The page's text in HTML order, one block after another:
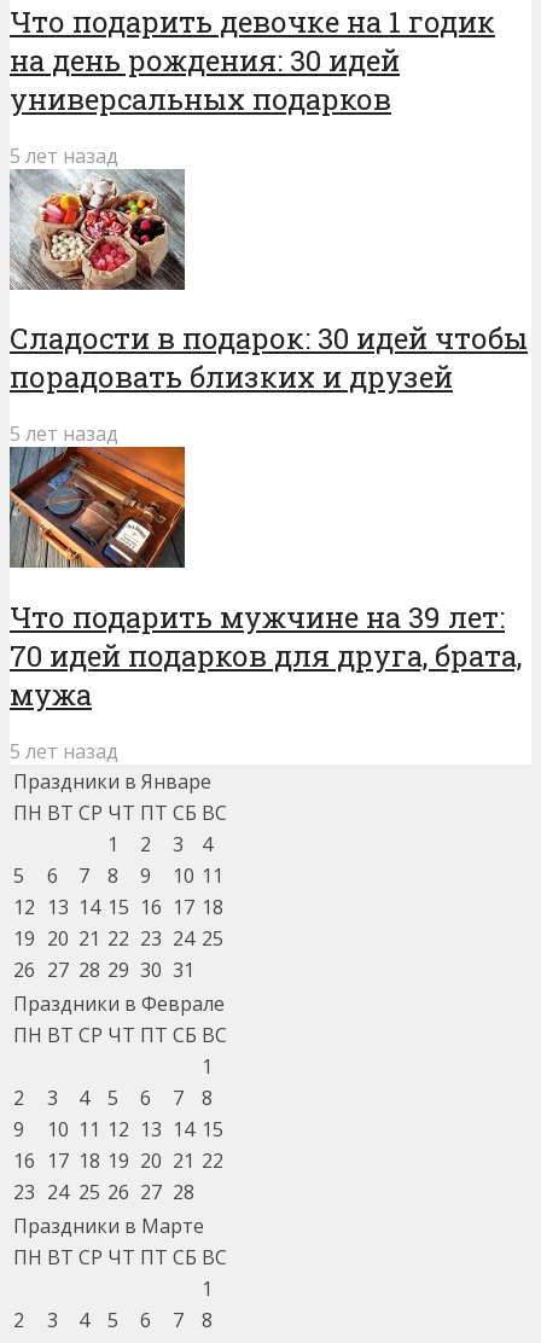
Что подарить девочке на 1 годик
на день рождения: 30 идей
универсальных подарков
5 лет назад
Сладости в подарок: 30 идей чтобы
порадовать близких и друзей
5 лет назад
Что подарить мужчине на 39 лет:
70 идей подарков для друга, брата,
мужа
5 лет назад
Праздники в Январе
ПН ВТ СР ЧТ ПТ СБ ВС
1
2 3
4
5
6 7 8 9 10 11
12 13 14 15 16 17 18
19 20 21 22 23 24 25
26 27 28 29 30 31
Праздники в Феврале
ПН ВТ СР ЧТ ПТ СБ ВС
1
2
3 4 5 6 7
8
9
10 11 12 13 14 15
16 17 18 19 20 21 22
23 24 25 26 27 28
Праздники в Марте
ПН ВТ СР ЧТ ПТ СБ ВС
1
2
3 4 5 6 7
8